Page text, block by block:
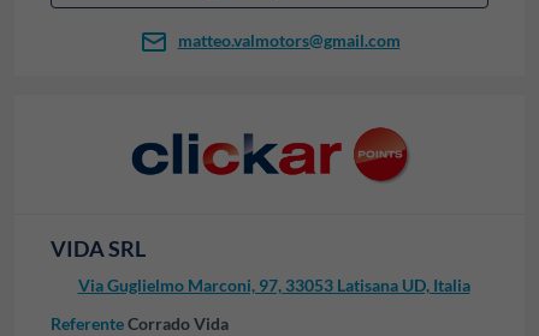
matteo.valmotors@gmail.com
VIDA SRL
Via Guglielmo Marconi, 97, 33053 Latisana UD, Italia
ReferenteCorrado Vida